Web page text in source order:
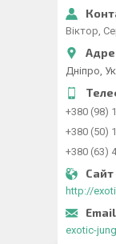
Віктор,
Дніпро,
+380 (98)
+380 (50)
+380 (63)
http://
exotic-